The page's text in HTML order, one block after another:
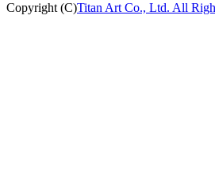
Copyright (C)Titan Art Co., Ltd. All